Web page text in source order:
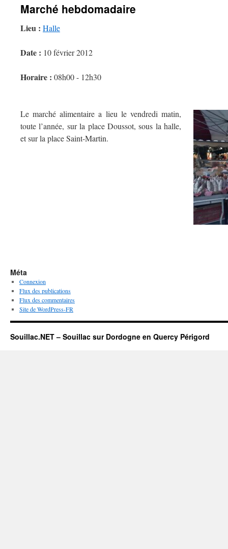
Marché hebdomadaire
Lieu : Halle
Date : 10 février 2012
Horaire : 08h00 - 12h30
Le marché alimentaire a lieu le vendredi matin,
toute l’année, sur la place Doussot, sous la halle,
et sur la place Saint-Martin.
Méta
Connexion
Flux des publications
Flux des commentaires
Site de WordPress-FR
Souillac.NET – Souillac sur Dordogne en Quercy Périgord